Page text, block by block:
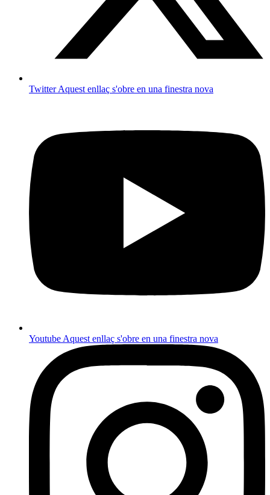
TwitterAquest enllaç s'obre en una finestra nova
Youtube Aquest enllaç s'obre en una finestra nova